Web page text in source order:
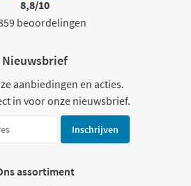
8,8/10
beoordelingen
Nieuwsbrief
aanbiedingen en acties.
in voor onze nieuwsbrief.
Inschrijven
assortiment